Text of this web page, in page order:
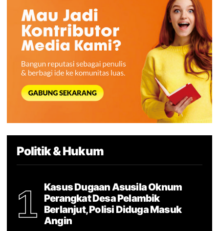
Politik & Hukum
1
Kasus Dugaan Asusila Oknum
Perangkat Desa Pelambik
Berlanjut, Polisi Diduga Masuk
Angin